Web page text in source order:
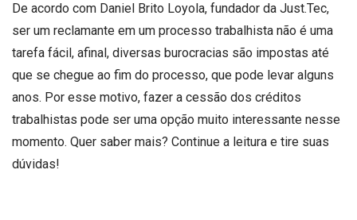
De acordo com Daniel Brito Loyola, fundador da Just.Tec,
ser um reclamante em um processo trabalhista não é uma
tarefa fácil, afinal, diversas burocracias são impostas até
que se chegue ao fim do processo, que pode levar alguns
anos. Por esse motivo, fazer a cessão dos créditos
trabalhistas pode ser uma opção muito interessante nesse
momento. Quer saber mais? Continue a leitura e tire suas
dúvidas!